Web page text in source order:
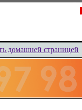
домашней страницей